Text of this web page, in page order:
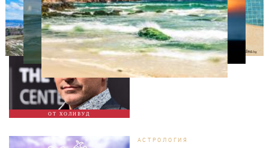
ОТ ХОЛИВУД
ИЗВЕСТНИ
Мат Лебланк с нова
любов?
АСТРОЛОГИЯ